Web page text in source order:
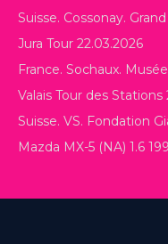
Suisse. Cossonay.
Jura Tour 22.03.2026
France. Sochaux.
Valais Tour des Stations
Suisse. VS. Fondation
Mazda MX-5 (NA) 1.6